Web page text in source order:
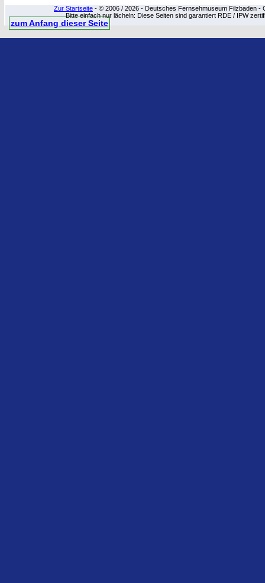
Zur Startseite - © 2006 / 2026 - Deutsches Fernsehmuseum Filzbaden -
Bitte einfach nur lächeln: Diese Seiten sind garantiert RDE / IPW
zum Anfang dieser Seite